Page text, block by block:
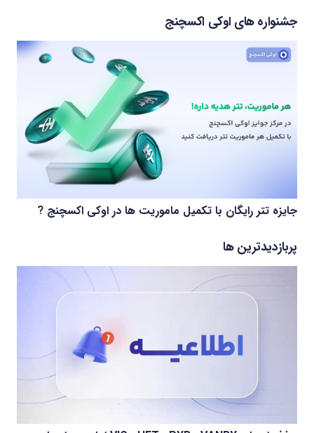
جشنواره های اوکی اکسچنج
جایزه تتر رایگان با تکمیل ماموریت ها در اوکی اکسچنج ?
پربازدیدترین ها